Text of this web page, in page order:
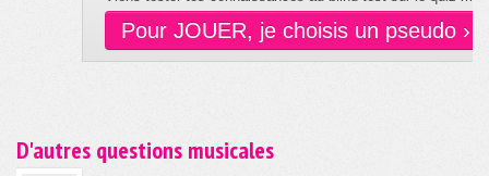
Pour JOUER, je choisis un pseudo ›
D'autres questions musicales